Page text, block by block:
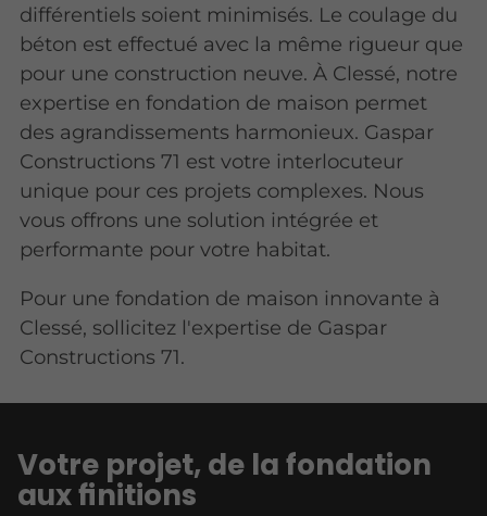
différentiels soient minimisés. Le coulage du
béton est effectué avec la même rigueur que
pour une construction neuve. À Clessé, notre
expertise en fondation de maison permet
des agrandissements harmonieux. Gaspar
Constructions 71 est votre interlocuteur
unique pour ces projets complexes. Nous
vous offrons une solution intégrée et
performante pour votre habitat.
Pour une fondation de maison innovante à
Clessé, sollicitez l'expertise de Gaspar
Constructions 71.
Votre projet, de la fondation
aux finitions